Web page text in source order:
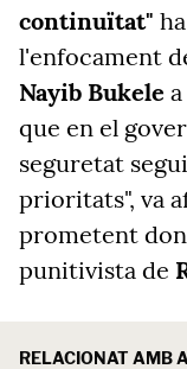
continuïtat"
l'enfocament
Nayib Bukele
que en el
seguretat
prioritats", va
prometent
punitivista de
RELACIONAT AMB